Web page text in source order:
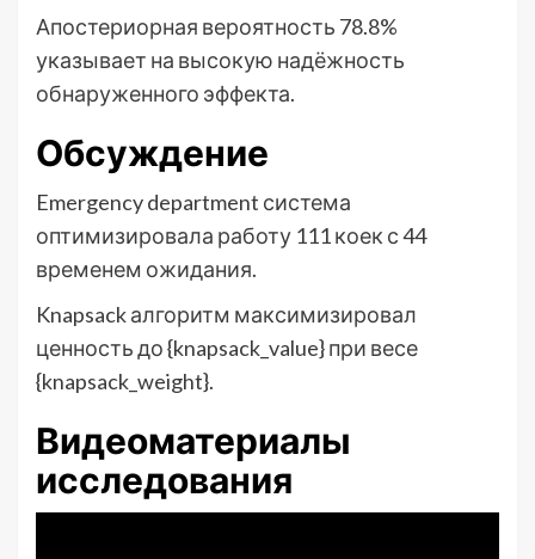
Апостериорная вероятность 78.8%
указывает на высокую надёжность
обнаруженного эффекта.
Обсуждение
Emergency department система
оптимизировала работу 111 коек с 44
временем ожидания.
Knapsack алгоритм максимизировал
ценность до {knapsack_value} при весе
{knapsack_weight}.
Видеоматериалы
исследования